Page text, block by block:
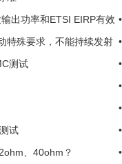
出功率和ETSI EIRP有效
特殊要求，不能持续发射
测试
试
、40ohm？